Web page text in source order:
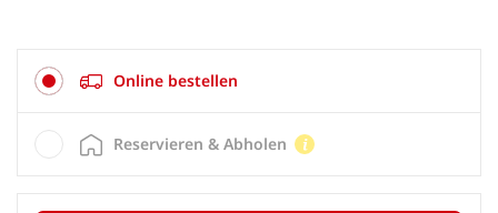
Online bestellen
Reservieren & Abholen